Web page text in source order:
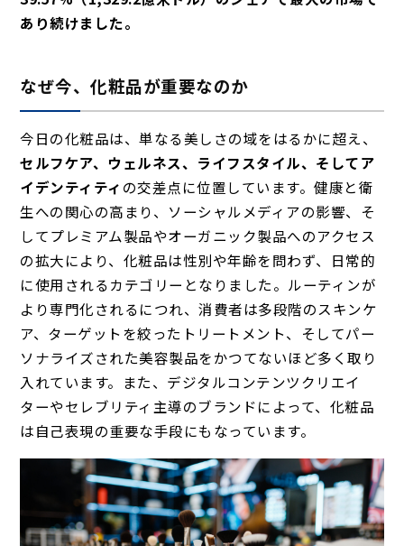
あり続けました。
なぜ今、化粧品が重要なのか
今日の化粧品は、単なる美しさの域をはるかに超え、
セルフケア、ウェルネス、ライフスタイル、そしてア
イデンティティ の交差点に位置しています。健康と衛
生への関心の高まり、ソーシャルメディアの影響、そ
してプレミアム製品やオーガニック製品へのアクセス
の拡大により、化粧品は性別や年齢を問わず、日常的
に使用されるカテゴリーとなりました。ルーティンが
より専門化されるにつれ、消費者は多段階のスキンケ
ア、ターゲットを絞ったトリートメント、そしてパー
ソナライズされた美容製品をかつてないほど多く取り
入れています。また、デジタルコンテンツクリエイ
ターやセレブリティ主導のブランドによって、化粧品
は自己表現の重要な手段にもなっています。